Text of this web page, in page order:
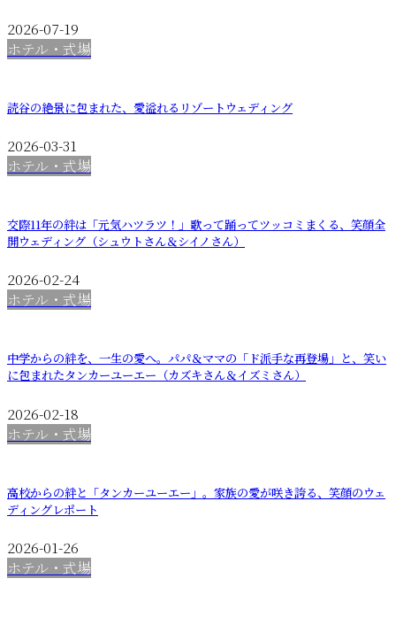
2026-07-19
ホテル・式場
読谷の絶景に包まれた、愛溢れるリゾートウェディング
2026-03-31
ホテル・式場
交際11年の絆は「元気ハツラツ！」歌って踊ってツッコミまくる、笑顔全
開ウェディング（シュウトさん＆シイノさん）
2026-02-24
ホテル・式場
中学からの絆を、一生の愛へ。パパ＆ママの「ド派手な再登場」と、笑い
に包まれたタンカーユーエー（カズキさん＆イズミさん）
2026-02-18
ホテル・式場
高校からの絆と「タンカーユーエー」。家族の愛が咲き誇る、笑顔のウェ
ディングレポート
2026-01-26
ホテル・式場